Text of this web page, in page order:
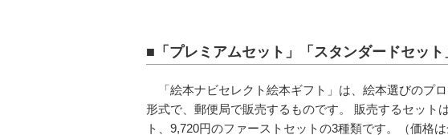
■「プレミアムセット」「スタンダードセッ
「絵本ナビセレクト絵本ギフト」は、絵本選びのプ
形式で、郵便局で販売するものです。 販売するセット
ト、9,720円のファーストセットの3種類です。（価格は